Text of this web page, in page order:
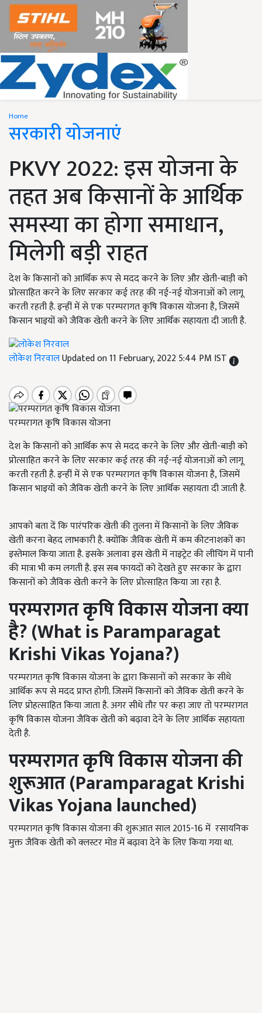
Home
सरकारी योजनाएं
PKVY 2022: इस योजना के
तहत अब किसानों के आर्थिक
समस्या का होगा समाधान,
मिलेगी बड़ी राहत
देश के किसानों को आर्थिक रूप से मदद करने के लिए और खेती-बाड़ी को
प्रोत्साहित करने के लिए सरकार कई तरह की नई-नई योजनाओं को लागू
करती रहती है. इन्हीं में से एक परम्परागत कृषि विकास योजना है, जिसमें
किसान भाइयों को जैविक खेती करने के लिए आर्थिक सहायता दी जाती है.
लोकेश निरवालUpdated on 11 February, 2022 5:44 PM IST
परम्परागत कृषि विकास योजना
देश के किसानों को आर्थिक रूप से मदद करने के लिए और खेती-बाड़ी को
प्रोत्साहित करने के लिए सरकार कई तरह की नई-नई योजनाओं को लागू
करती रहती है. इन्हीं में से एक परम्परागत कृषि विकास योजना है, जिसमें
किसान भाइयों को जैविक खेती करने के लिए आर्थिक सहायता दी जाती है.
आपको बता दें कि पारंपरिक खेती की तुलना में किसानों के लिए जैविक
खेती करना बेहद लाभकारी है. क्योंकि जैविक खेती में कम कीटनाशकों का
इस्तेमाल किया जाता है. इसके अलावा इस खेती में नाइट्रेट की लीचिंग में पानी
की मात्रा भी कम लगती है. इस सब फायदों को देखते हुए सरकार के द्वारा
किसानों को जैविक खेती करने के लिए प्रोत्साहित किया जा रहा है.
परम्परागत कृषि विकास योजना क्या
है? (What is Paramparagat
Krishi Vikas Yojana?)
परम्परागत कृषि विकास योजना के द्वारा किसानों को सरकार के सीधे
आर्थिक रूप से मदद प्राप्त होगी. जिसमें किसानों को जैविक खेती करने के
लिए प्रोहत्साहित किया जाता है. अगर सीधे तौर पर कहा जाए तो परम्परागत
कृषि विकास योजना जैविक खेती को बढ़ावा देने के लिए आर्थिक सहायता
देती है.
परम्परागत कृषि विकास योजना की
शुरूआत(Paramparagat Krishi
Vikas Yojana launched)
परम्परागत कृषि विकास योजना की शुरूआत साल 2015-16 में रसायनिक
मुक्त जैविक खेती को क्लस्टर मोड में बढ़ावा देने के लिए किया गया था.